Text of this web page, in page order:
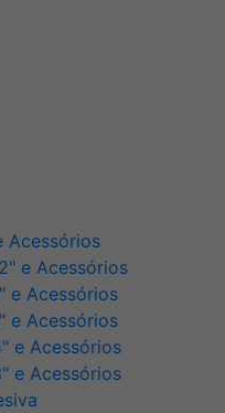
Acessórios
e Acessórios
e Acessórios
e Acessórios
e Acessórios
e Acessórios